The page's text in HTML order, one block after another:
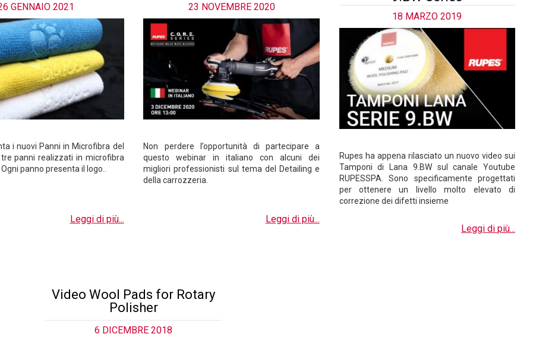
GENNAIO 2021
i nuovi Panni in Microfibra del
panni realizzati in microfibra
panno presenta il logo..
Leggi di più...
23 NOVEMBRE 2020
Non perdere l’opportunità di partecipare a
questo webinar in italiano con alcuni dei
migliori professionisti sul tema del Detailing e
della carrozzeria.
Leggi di più...
18 MARZO 2019
Rupes ha appena rilasciato un nuovo video sui
Tamponi di Lana 9.BW sul canale Youtube
RUPESSPA. Sono specificamente progettati
per ottenere un livello molto elevato di
correzione dei difetti insieme
Leggi di più...
Video Wool Pads for Rotary
Polisher
6 DICEMBRE 2018